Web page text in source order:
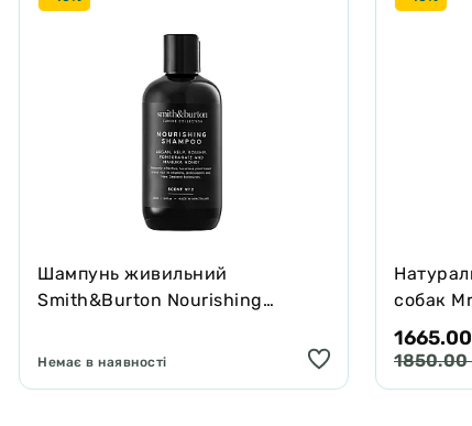
Шампунь живильний
Smith&Burton Nourishing
подвійної шерсті собак 250 мл
Немає в наявності
собак
Муфлона
1850.00